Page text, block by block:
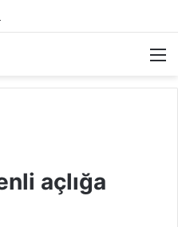
açlığa